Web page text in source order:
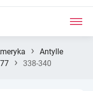
›
Antylle
› 338-340